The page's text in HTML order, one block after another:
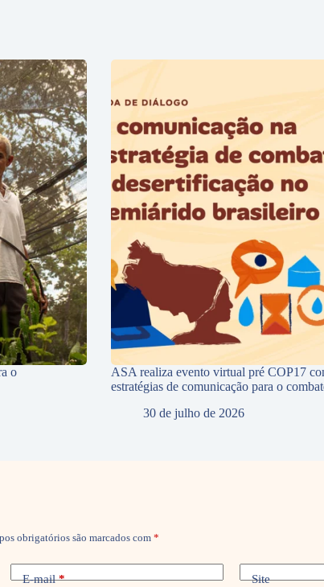
o
ASA realiza evento virtual pré COP17
estratégias de comunicação para o
30 de julho de 2026
obrigatórios são marcados com *
E-mail* Site